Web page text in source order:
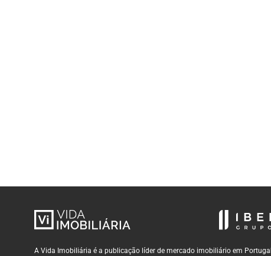
A Vida Imobiliária é a publicação líder de mercado imobiliário em